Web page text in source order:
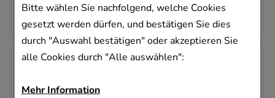
Bitte wählen Sie nachfolgend, welche Cookies
gesetzt werden dürfen, und bestätigen Sie dies
durch "Auswahl bestätigen" oder akzeptieren Sie
alle Cookies durch "Alle auswählen":
Mehr Information
12,82 €¹